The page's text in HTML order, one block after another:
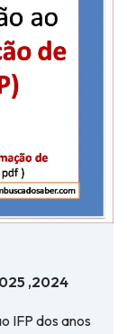
,2024
IFP dos anos